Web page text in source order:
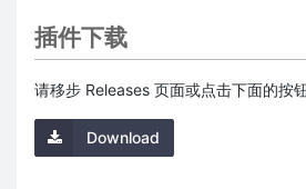
插件下载
请移步 Releases 页面或点击下面的按
Download